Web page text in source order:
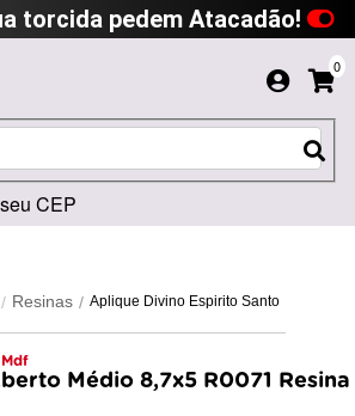
torcida pedem Atacadão!
0
CEP
Resinas Aplique Divino Espirito Santo
Médio 8,7x5 R0071 Resina